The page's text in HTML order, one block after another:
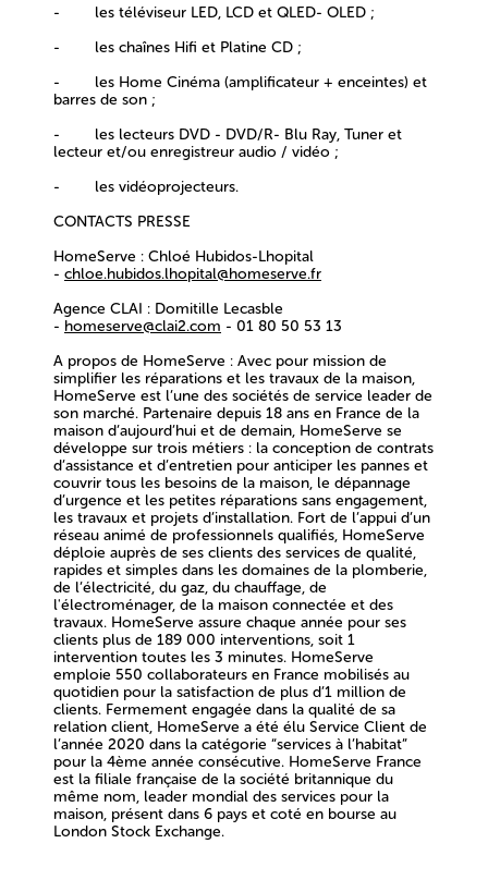
- les téléviseur LED, LCD et QLED- OLED ;
- les chaînes Hifi et Platine CD ;
- les Home Cinéma (amplificateur + enceintes) et
barres de son ;
- les lecteurs DVD - DVD/R- Blu Ray, Tuner et
lecteur et/ou enregistreur audio / vidéo ;
- les vidéoprojecteurs.
CONTACTS PRESSE
HomeServe : Chloé Hubidos-Lhopital
- chloe.hubidos.lhopital@homeserve.fr
Agence CLAI : Domitille Lecasble
- homeserve@clai2.com - 01 80 50 53 13
A propos de HomeServe : Avec pour mission de
simplifier les réparations et les travaux de la maison,
HomeServe est l’une des sociétés de service leader de
son marché. Partenaire depuis 18 ans en France de la
maison d’aujourd’hui et de demain, HomeServe se
développe sur trois métiers : la conception de contrats
d’assistance et d’entretien pour anticiper les pannes et
couvrir tous les besoins de la maison, le dépannage
d’urgence et les petites réparations sans engagement,
les travaux et projets d’installation. Fort de l’appui d’un
réseau animé de professionnels qualifiés, HomeServe
déploie auprès de ses clients des services de qualité,
rapides et simples dans les domaines de la plomberie,
de l’électricité, du gaz, du chauffage, de
l'électroménager, de la maison connectée et des
travaux. HomeServe assure chaque année pour ses
clients plus de 189 000 interventions, soit 1
intervention toutes les 3 minutes. HomeServe
emploie 550 collaborateurs en France mobilisés au
quotidien pour la satisfaction de plus d’1 million de
clients. Fermement engagée dans la qualité de sa
relation client, HomeServe a été élu Service Client de
l’année 2020 dans la catégorie “services à l’habitat”
pour la 4ème année consécutive. HomeServe France
est la filiale française de la société britannique du
même nom, leader mondial des services pour la
maison, présent dans 6 pays et coté en bourse au
London Stock Exchange.